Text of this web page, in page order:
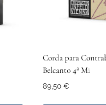
Corda para
Belcanto 4ª Mi
89,50 €